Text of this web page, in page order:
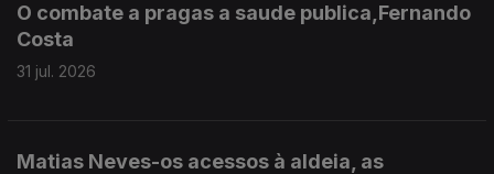
O combate a pragas a saude publica,Fernando
Costa
31 jul. 2026
Matias Neves-os acessos à aldeia, as